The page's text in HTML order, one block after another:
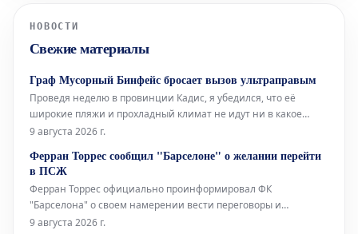
с российских спортсменов. Ранее, 7
НОВОСТИ
Свежие материалы
Граф Мусорный Бинфейс бросает вызов ультраправым
Проведя неделю в провинции Кадис, я убедился, что её
широкие пляжи и прохладный климат не идут ни в какое
сравнение со средиземноморским побережьем. Здесь, в
благодаря океанским бризам, смягчающим силу солнца, он
совершенно не нужен.
9 августа 2026 г.
Ферран Торрес сообщил "Барселоне" о желании перейти
в ПСЖ
Ферран Торрес официально проинформировал ФК
"Барселона" о своем намерении вести переговоры и
заключить соглашение с "ПСЖ". Валенсийский нападающий
9 августа 2026 г.